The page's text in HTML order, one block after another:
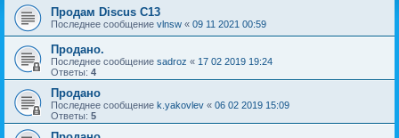
Продам Discus C13
Последнее сообщение vlnsw « 09 11 2021 00:59
Продано.
Последнее сообщение sadroz « 17 02 2019 19:24
Ответы: 4
Продано
Последнее сообщение k.yakovlev « 06 02 2019 15:09
Ответы: 5